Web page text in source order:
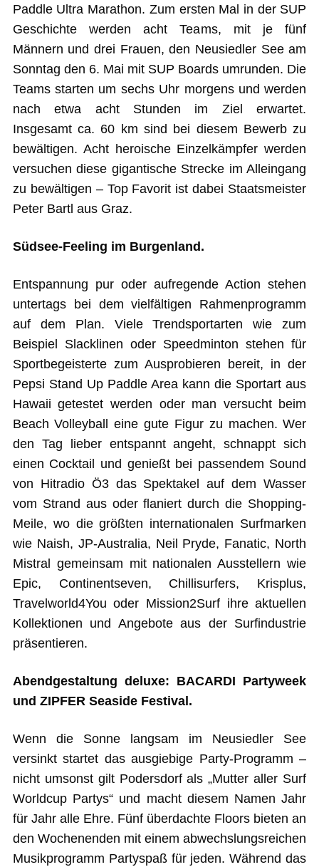
Paddle Ultra Marathon. Zum ersten Mal in der SUP
Geschichte werden acht Teams, mit je fünf
Männern und drei Frauen, den Neusiedler See am
Sonntag den 6. Mai mit SUP Boards umrunden. Die
Teams starten um sechs Uhr morgens und werden
nach etwa acht Stunden im Ziel erwartet.
Insgesamt ca. 60 km sind bei diesem Bewerb zu
bewältigen. Acht heroische Einzelkämpfer werden
versuchen diese gigantische Strecke im Alleingang
zu bewältigen – Top Favorit ist dabei Staatsmeister
Peter Bartl aus Graz.
Südsee-Feeling im Burgenland.
Entspannung pur oder aufregende Action stehen
untertags bei dem vielfältigen Rahmenprogramm
auf dem Plan. Viele Trendsportarten wie zum
Beispiel Slacklinen oder Speedminton stehen für
Sportbegeisterte zum Ausprobieren bereit, in der
Pepsi Stand Up Paddle Area kann die Sportart aus
Hawaii getestet werden oder man versucht beim
Beach Volleyball eine gute Figur zu machen. Wer
den Tag lieber entspannt angeht, schnappt sich
einen Cocktail und genießt bei passendem Sound
von Hitradio Ö3 das Spektakel auf dem Wasser
vom Strand aus oder flaniert durch die Shopping-
Meile, wo die größten internationalen Surfmarken
wie Naish, JP-Australia, Neil Pryde, Fanatic, North
Mistral gemeinsam mit nationalen Ausstellern wie
Epic, Continentseven, Chillisurfers, Krisplus,
Travelworld4You oder Mission2Surf ihre aktuellen
Kollektionen und Angebote aus der Surfindustrie
präsentieren.
Abendgestaltung deluxe: BACARDI Partyweek
und ZIPFER Seaside Festival.
Wenn die Sonne langsam im Neusiedler See
versinkt startet das ausgiebige Party-Programm –
nicht umsonst gilt Podersdorf als „Mutter aller Surf
Worldcup Partys“ und macht diesem Namen Jahr
für Jahr alle Ehre. Fünf überdachte Floors bieten an
den Wochenenden mit einem abwechslungsreichen
Musikprogramm Partyspaß für jeden. Während das